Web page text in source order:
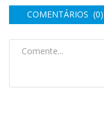
COMENTÁRIOS (0)